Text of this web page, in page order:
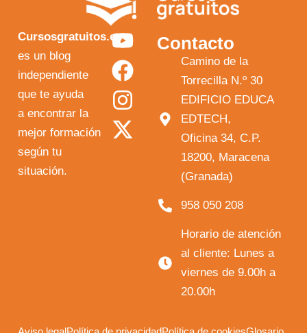
Cursosgratuitos.es
es un blog
independiente
que te ayuda
a encontrar la
mejor formación
según tu
situación.
Y
o
u
t
u
F
a
c
e
b
I
n
s
t
a
X
-
t
w
i
Contacto
Camino de la
Torrecilla N.º 30
EDIFICIO EDUCA
EDTECH,
Oficina 34, C.P.
18200, Maracena
(Granada)
958 050 208
Horario de atención
al cliente: Lunes a
viernes de 9.00h a
20.00h